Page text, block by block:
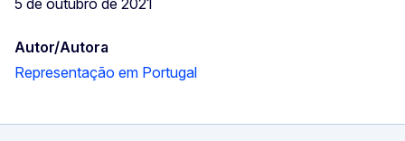
5 de outubro de 2021
Autor/Autora
Representação em Portugal